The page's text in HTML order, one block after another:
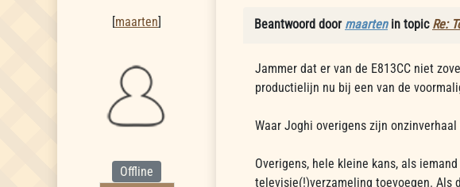
[maarten]
Offline
Beantwoord door maartenin topic Re:
Jammer dat er van de E813CC niet
productielijn nu bij een van de
Waar Joghi overigens zijn
Overigens, hele kleine kans, als
televisie(!)verzameling toevoegen. Als